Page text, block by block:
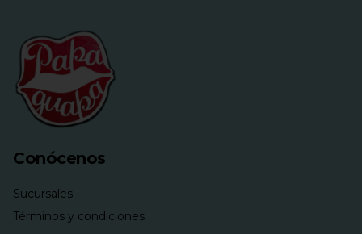
Conócenos
Sucursales
Términos y condiciones